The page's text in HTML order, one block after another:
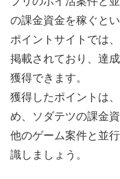
の課金資金を稼ぐと
ポイントサイトでは
掲載されており、達
獲得できます。
獲得したポイントは
め、ソダテツの課金
他のゲーム案件と並
識しましょう。